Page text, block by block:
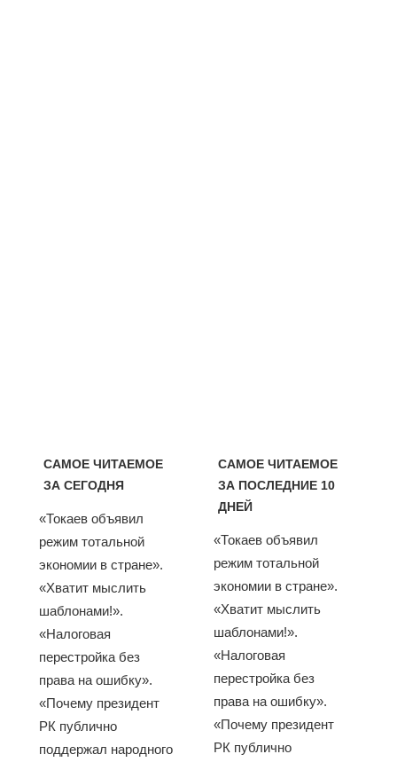
САМОЕ ЧИТАЕМОЕ
ЗА СЕГОДНЯ
«Токаев объявил
режим тотальной
экономии в стране».
«Хватит мыслить
шаблонами!».
«Налоговая
перестройка без
права на ошибку».
«Почему президент
РК публично
поддержал народного
САМОЕ ЧИТАЕМОЕ
ЗА ПОСЛЕДНИЕ 10
ДНЕЙ
«Токаев объявил
режим тотальной
экономии в стране».
«Хватит мыслить
шаблонами!».
«Налоговая
перестройка без
права на ошибку».
«Почему президент
РК публично